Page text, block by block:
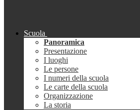
Scuola
Panoramica
Presentazione
I luoghi
Le persone
I numeri della scuola
Le carte della scuola
Organizzazione
La storia